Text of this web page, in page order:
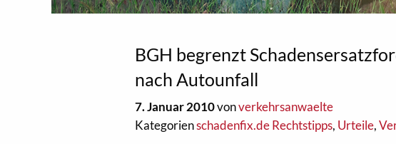
BGH begrenzt
nach Autounfall
7. Januar 2010vonverkehrsanwaelte
Kategorienschadenfix.de Rechtstipps, Urteile,